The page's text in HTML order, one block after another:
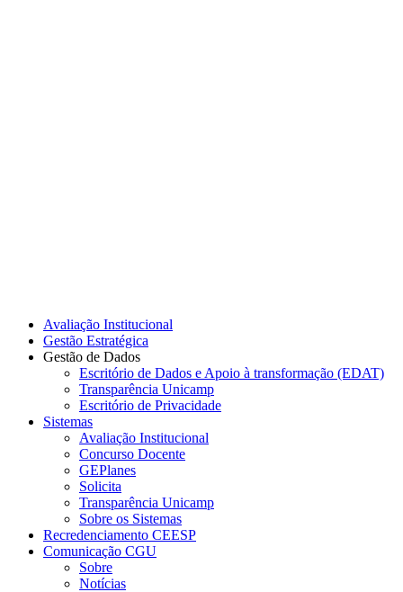
Avaliação Institucional
Gestão Estratégica
Gestão de Dados
Escritório de Dados e Apoio à transformação (EDAT)
Transparência Unicamp
Escritório de Privacidade
Sistemas
Avaliação Institucional
Concurso Docente
GEPlanes
Solicita
Transparência Unicamp
Sobre os Sistemas
Recredenciamento CEESP
Comunicação CGU
Sobre
Notícias